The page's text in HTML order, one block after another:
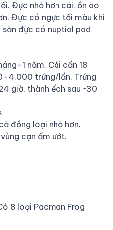
Đực nhỏ hơn cái, ồn ào
Đực có ngực tối màu khi
sản đực có nuptial pad
năm. Cái cần 18
trứng/lần. Trứng
giờ, thành ếch sau ~30
đồng loại nhỏ hơn.
cạn ẩm ướt.
8 loại Pacman Frog